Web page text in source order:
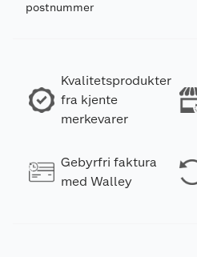
postnummer
Kvalitetsprodukter
fra kjente
merkevarer
Gebyrfri faktura
med Walley